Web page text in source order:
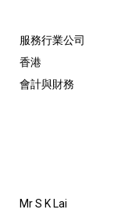
服務行業公司
香港
會計與財務
Mr S K Lai